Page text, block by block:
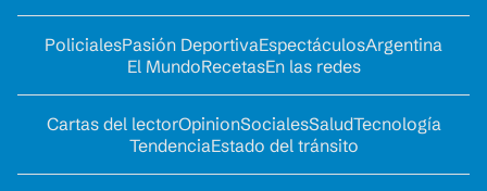
PolicialesPasión DeportivaEspectáculosArgentina
El MundoRecetasEn las redes
Cartas del lectorOpinionSocialesSaludTecnología
TendenciaEstado del tránsito